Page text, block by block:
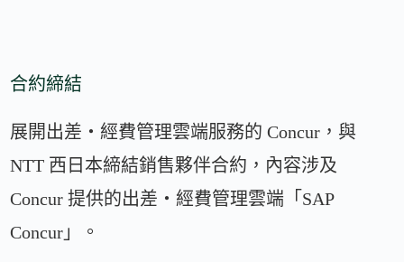
合約締結
展開出差・經費管理雲端服務的 Concur，與
NTT 西日本締結銷售夥伴合約，內容涉及
Concur 提供的出差・經費管理雲端「SAP
Concur」。